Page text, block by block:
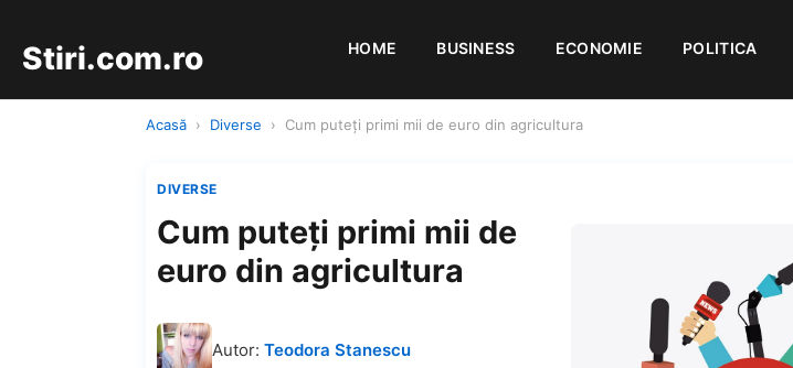
Stiri.com.ro HOME BUSINESS ECONOMIE POLITICA
Acasă › Diverse › Cum puteți primi mii de euro din agricultura
DIVERSE
Cum puteți primi mii de
euro din agricultura
Autor: Teodora Stanescu